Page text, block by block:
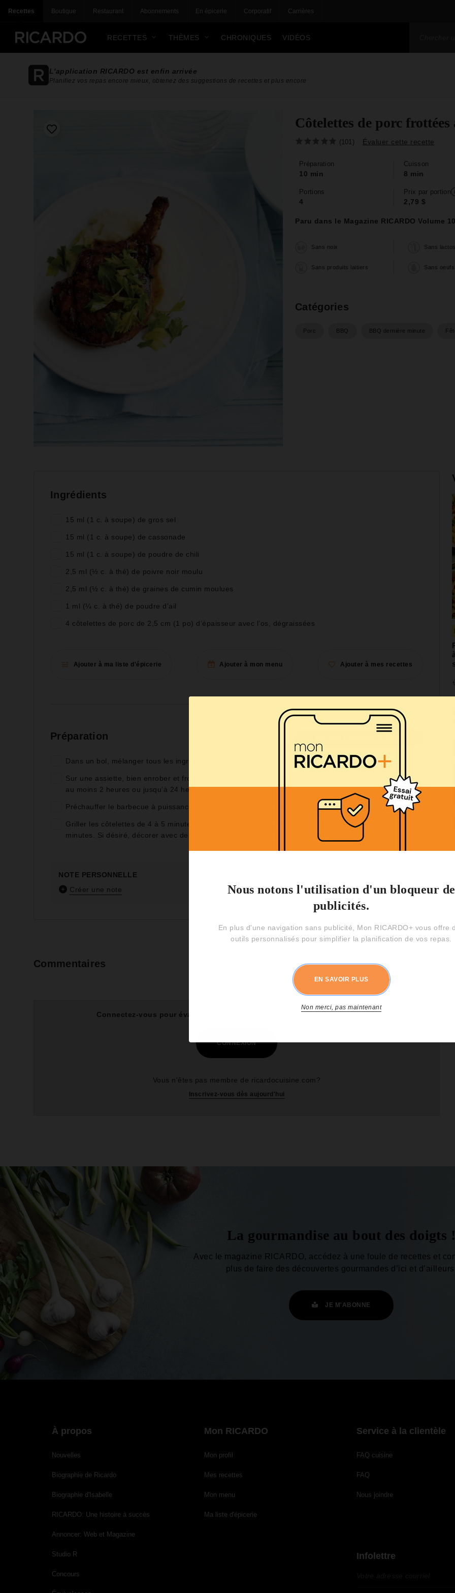
Recettes Boutique Restaurant Abonnements En épicerie Corporatif Carrières
RECETTES THÈMES CHRONIQUES VIDÉOS
L'application RICARDO est enfin arrivée
Planifiez vos repas encore mieux, obtenez des suggestions de recettes et plus encore
Côtelettes de porc frottées
(101) Évaluer cette recette
Préparation
10 min
Cuisson
8 min
Portions
4
Prix par portion
2,79 $
Paru dans le Magazine RICARDO Volume
Sans noix Sans
Sans produits laitiers Sans oeufs
Catégories
Porc BBQ BBQ dernière minute
Ingrédients
15 ml (1 c. à soupe) de gros sel
15 ml (1 c. à soupe) de cassonade
15 ml (1 c. à soupe) de poudre de chili
2,5 ml (½ c. à thé) de poivre noir moulu
2,5 ml (½ c. à thé) de graines de cumin moulues
1 ml (¼ c. à thé) de poudre d’ail
4 côtelettes de porc de 2,5 cm (1 po) d’épaisseur avec l’os, dégraissées
Ajouter à ma liste d'épicerie Ajouter à mon menu Ajouter à mes recettes
Préparation
Dans un bol, mélanger tous les ingrédients à l’exception des côtelettes.
Sur une assiette, bien enrober et frotter les côtelettes avec le mélange d’épices. Couvrir et réfrigérer
au moins 2 heures ou jusqu’à 24 heures.
Préchauffer le barbecue à puissance moyenne à élevée. Huiler la grille.
Griller les côtelettes de 4 à 5 minutes de chaque côté pour une cuisson rosée. Laisser reposer 5
minutes. Si désiré, décorer avec des feuilles de céleri ciselées.
NOTE PERSONNELLE
Créer une note
Commentaires
Connectez-vous pour évaluer cette recette et pour écrire vos commentaires
CONNEXION
Vous n'êtes pas membre de ricardocuisine.com?
Inscrivez-vous dès aujourd'hui
La gourmandise au bout des doigts !
Avec le magazine RICARDO, accédez à une foule de recettes et
plus de faire des découvertes gourmandes d’ici et
JE M'ABONNE
À propos
Nouvelles
Biographie de Ricardo
Biographie d'Isabelle
RICARDO: Une histoire à succès
Annoncer: Web et Magazine
Studio R
Concours
Mon RICARDO
Mon profil
Mes recettes
Mon menu
Ma liste d'épicerie
Service à la clientèle
FAQ cuisine
FAQ
Nous joindre
Infolettre
Nous notons l'utilisation d'un bloqueur de
publicités.
En plus d'une navigation sans publicité, Mon RICARDO+ vous offre
outils personnalisés pour simplifier la planification de vos repas.
EN SAVOIR PLUS
Non merci, pas maintenant